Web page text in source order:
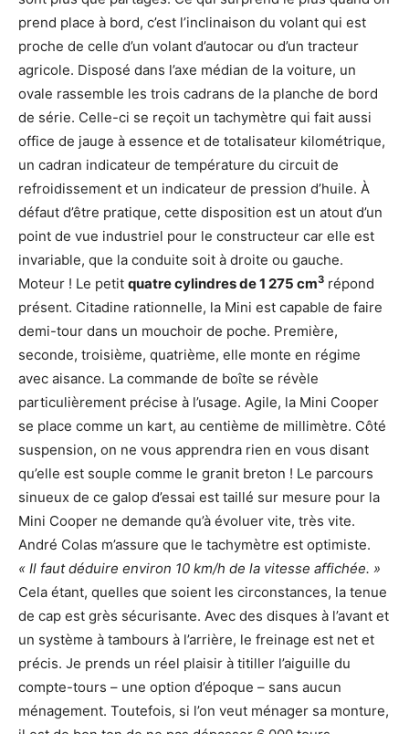
prend place à bord, c’est l’inclinaison du volant qui est
proche de celle d’un volant d’autocar ou d’un tracteur
agricole. Disposé dans l’axe médian de la voiture, un
ovale rassemble les trois cadrans de la planche de bord
de série. Celle-ci se reçoit un tachymètre qui fait aussi
office de jauge à essence et de totalisateur kilométrique,
un cadran indicateur de température du circuit de
refroidissement et un indicateur de pression d’huile. À
défaut d’être pratique, cette disposition est un atout d’un
point de vue industriel pour le constructeur car elle est
invariable, que la conduite soit à droite ou gauche.
Moteur ! Le petit quatre cylindres de 1 275 cm3 répond
présent. Citadine rationnelle, la Mini est capable de faire
demi-tour dans un mouchoir de poche. Première,
seconde, troisième, quatrième, elle monte en régime
avec aisance. La commande de boîte se révèle
particulièrement précise à l’usage. Agile, la Mini Cooper
se place comme un kart, au centième de millimètre. Côté
suspension, on ne vous apprendra rien en vous disant
qu’elle est souple comme le granit breton ! Le parcours
sinueux de ce galop d’essai est taillé sur mesure pour la
Mini Cooper ne demande qu’à évoluer vite, très vite.
André Colas m’assure que le tachymètre est optimiste.
« Il faut déduire environ 10 km/h de la vitesse affichée. »
Cela étant, quelles que soient les circonstances, la tenue
de cap est grès sécurisante. Avec des disques à l’avant et
un système à tambours à l’arrière, le freinage est net et
précis. Je prends un réel plaisir à titiller l’aiguille du
compte-tours – une option d’époque – sans aucun
ménagement. Toutefois, si l’on veut ménager sa monture,